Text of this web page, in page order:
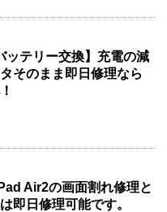
ッテリー交換】充電の減
そのまま即日修理なら
Air2の画面割れ修理と
即日修理可能です。